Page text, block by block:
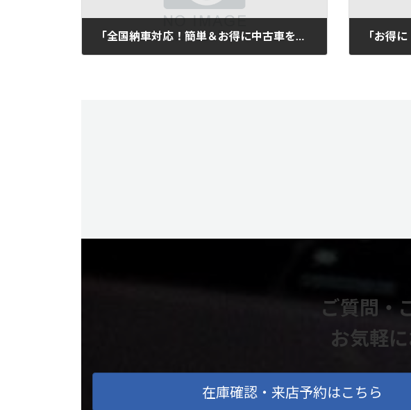
「全国納車対応！簡単＆お得に中古車を手に入れる方法」
ご質問・
お気軽
在庫確認・来店予約はこちら